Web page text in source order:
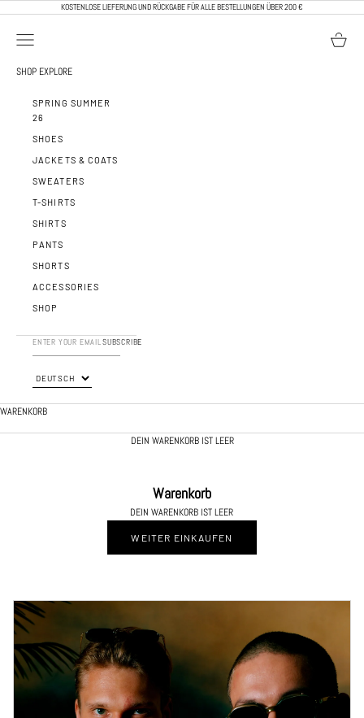
ZUM INHALT SPRINGENKOSTENLOSE LIEFERUNG UND RÜCKGABE FÜR ALLE BESTELLUNGEN ÜBER 200 €
NAVIGATIONSMENÜ ÖFFNEN
SHOP EXPLORE
SPRING SUMMER
26
SHOES
JACKETS & COATS
SWEATERS
T-SHIRTS
SHIRTS
PANTS
SHORTS
ACCESSORIES
SHOP
SUBSCRIBE
WARENKORB
DEIN WARENKORB IST LEER
Warenkorb
DEIN WARENKORB IST LEER
WEITER EINKAUFEN